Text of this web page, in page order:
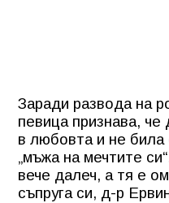
Заради развода на
певица признава,
в любовта и не
„мъжа на мечтите
вече далеч, а тя е
съпруга си, д-р